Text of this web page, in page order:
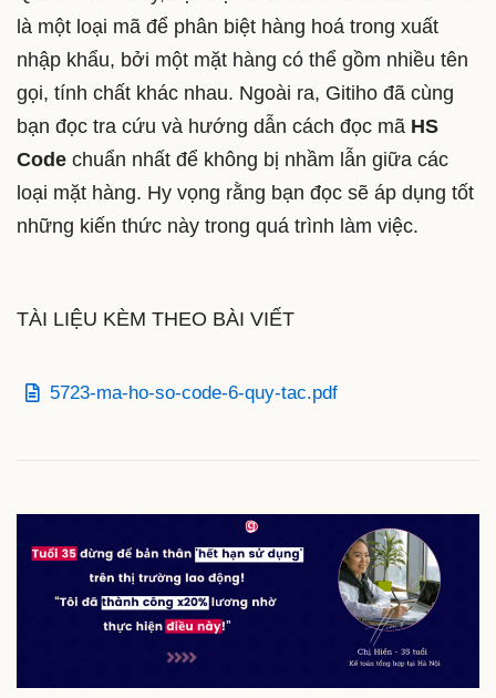
là một loại mã để phân biệt hàng hoá trong xuất
nhập khẩu, bởi một mặt hàng có thể gồm nhiều tên
gọi, tính chất khác nhau. Ngoài ra, Gitiho đã cùng
bạn đọc tra cứu và hướng dẫn cách đọc mã HS
Code chuẩn nhất để không bị nhầm lẫn giữa các
loại mặt hàng. Hy vọng rằng bạn đọc sẽ áp dụng tốt
những kiến thức này trong quá trình làm việc.
TÀI LIỆU KÈM THEO BÀI VIẾT
5723-ma-ho-so-code-6-quy-tac.pdf